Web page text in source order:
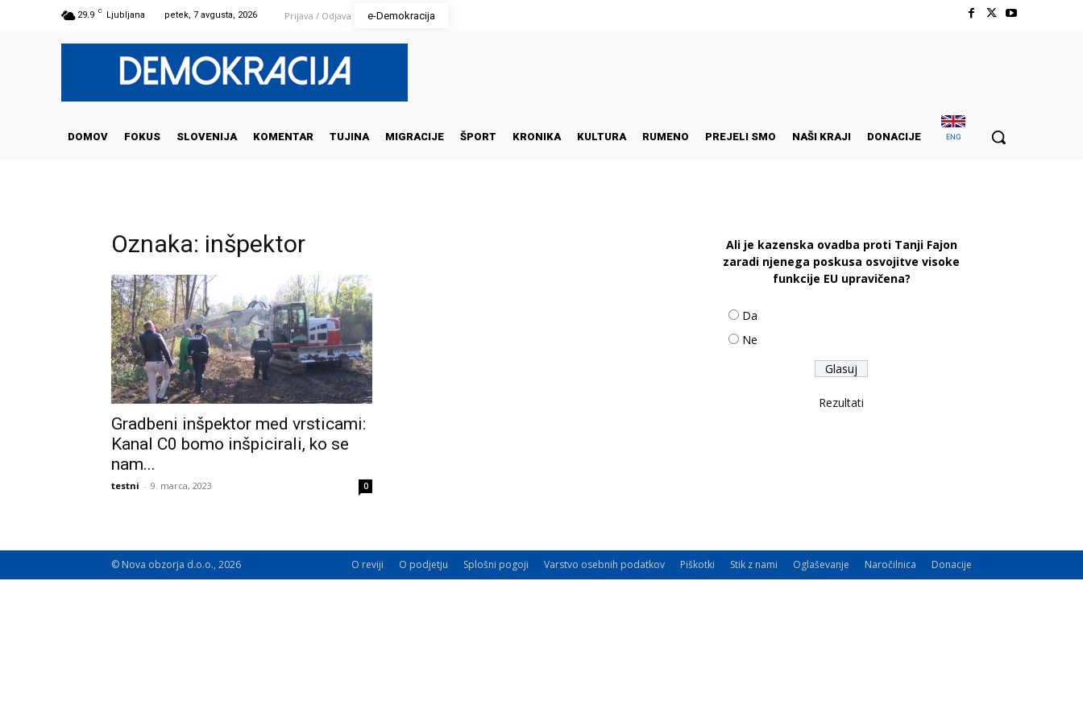
29.9 C Ljubljana petek, 7 avgusta, 2026 Prijava / Odjava e-Demokracija
DOMOV FOKUS SLOVENIJA KOMENTAR TUJINA MIGRACIJE ŠPORT KRONIKA KULTURA RUMENO PREJELI SMO NAŠI KRAJI DONACIJE ENG
Oznaka: inšpektor
Gradbeni inšpektor med vrsticami:
Kanal C0 bomo inšpicirali, ko se
nam...
testni - 9. marca, 2023 0
Ali je kazenska ovadba proti Tanji Fajon
zaradi njenega poskusa osvojitve visoke
funkcije EU upravičena?
Da
Ne
Rezultati
O reviji O podjetju Splošni pogoji Varstvo osebnih podatkov Piškotki Stik z nami Oglaševanje Naročilnica Donacije
© Nova obzorja d.o.o., 2026